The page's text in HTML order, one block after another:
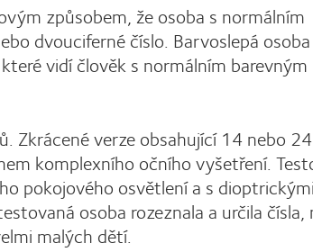
způsobem, že osoba s normálním
dvouciferné číslo. Barvoslepá
vidí člověk s normálním barevným
Zkrácené verze obsahující 14 nebo 24
komplexního očního vyšetření.
pokojového osvětlení a s dioptrickými
osoba rozeznala a určila čísla,
malých dětí.